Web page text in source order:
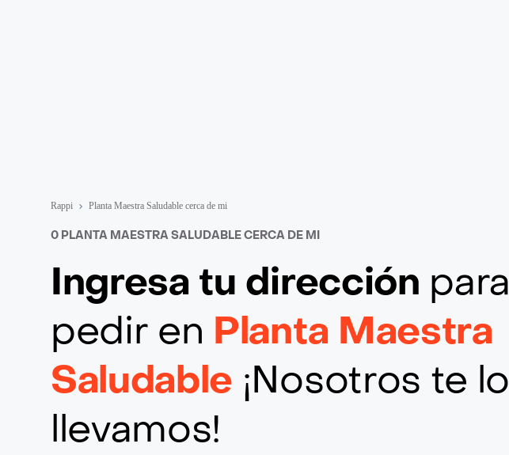
Rappi Planta Maestra Saludable cerca de mi
0 PLANTA MAESTRA SALUDABLE CERCA DE MI
Ingresa tu dirección para
pedir en Planta Maestra
Saludable ¡Nosotros te lo
llevamos!